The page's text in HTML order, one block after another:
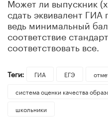
сдать эквивалент
ведь минимальный
соответствие
соответствовать все.
Теги: ГИА ЕГЭ
система оценки качества
школьники